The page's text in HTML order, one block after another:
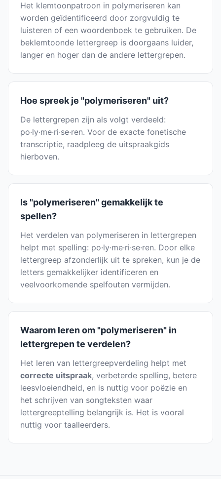
Het klemtoonpatroon in polymeriseren kan
worden geïdentificeerd door zorgvuldig te
luisteren of een woordenboek te gebruiken. De
beklemtoonde lettergreep is doorgaans luider,
langer en hoger dan de andere lettergrepen.
Hoe spreek je "polymeriseren" uit?
De lettergrepen zijn als volgt verdeeld:
po·ly·me·ri·se·ren. Voor de exacte fonetische
transcriptie, raadpleeg de uitspraakgids
hierboven.
Is "polymeriseren" gemakkelijk te
spellen?
Het verdelen van polymeriseren in lettergrepen
helpt met spelling: po·ly·me·ri·se·ren. Door elke
lettergreep afzonderlijk uit te spreken, kun je de
letters gemakkelijker identificeren en
veelvoorkomende spelfouten vermijden.
Waarom leren om "polymeriseren" in
lettergrepen te verdelen?
Het leren van lettergreepverdeling helpt met
correcte uitspraak, verbeterde spelling, betere
leesvloeiendheid, en is nuttig voor poëzie en
het schrijven van songteksten waar
lettergreeptelling belangrijk is. Het is vooral
nuttig voor taalleerders.